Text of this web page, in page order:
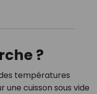
?
températures
une cuisson sous vide